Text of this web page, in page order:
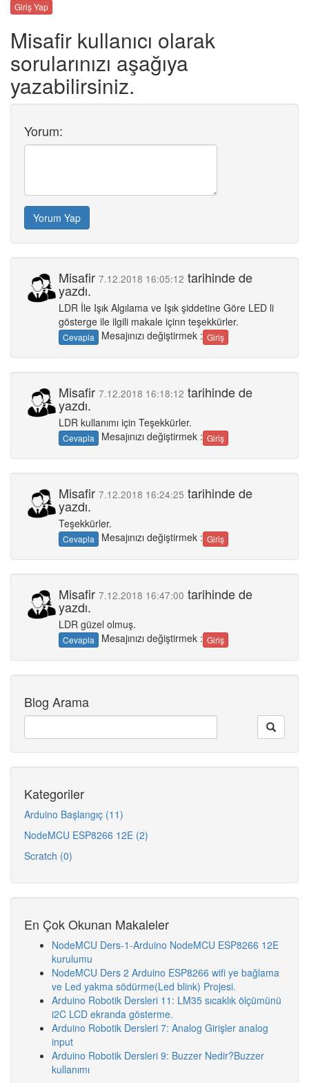
Giriş Yap
Misafir kullanıcı olarak
sorularınızı aşağıya
yazabilirsiniz.
Yorum:
Yorum Yap
Misafir 7.12.2018 16:05:12 tarihinde de
yazdı.
LDR İle Işık Algılama ve Işık şiddetine Göre LED li
gösterge ile ilgili makale içinn teşekkürler.
Cevapla Mesajınızı değiştirmek : Giriş
Misafir 7.12.2018 16:18:12 tarihinde de
yazdı.
LDR kullanımı için Teşekkürler.
Cevapla Mesajınızı değiştirmek : Giriş
Misafir 7.12.2018 16:24:25 tarihinde de
yazdı.
Teşekkürler.
Cevapla Mesajınızı değiştirmek : Giriş
Misafir 7.12.2018 16:47:00 tarihinde de
yazdı.
LDR güzel olmuş.
Cevapla Mesajınızı değiştirmek : Giriş
Blog Arama
Kategoriler
Arduino Başlangıç (11)
NodeMCU ESP8266 12E (2)
Scratch (0)
En Çok Okunan Makaleler
NodeMCU Ders-1-Arduino NodeMCU ESP8266 12E
kurulumu
NodeMCU Ders 2 Arduino ESP8266 wifi ye bağlama
ve Led yakma södürme(Led blink) Projesi.
Arduino Robotik Dersleri 11: LM35 sıcaklık ölçümünü
i2C LCD ekranda gösterme.
Arduino Robotik Dersleri 7: Analog Girişler analog
input
Arduino Robotik Dersleri 9: Buzzer Nedir?Buzzer
kullanımı